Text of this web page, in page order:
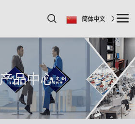
简体中文
产品中心